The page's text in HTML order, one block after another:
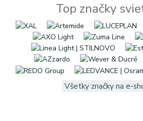
Top značky
Všetky značky na e-